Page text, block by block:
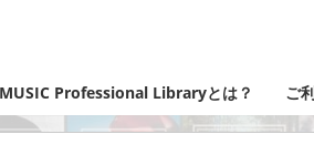
Professional Libraryとは？ ご